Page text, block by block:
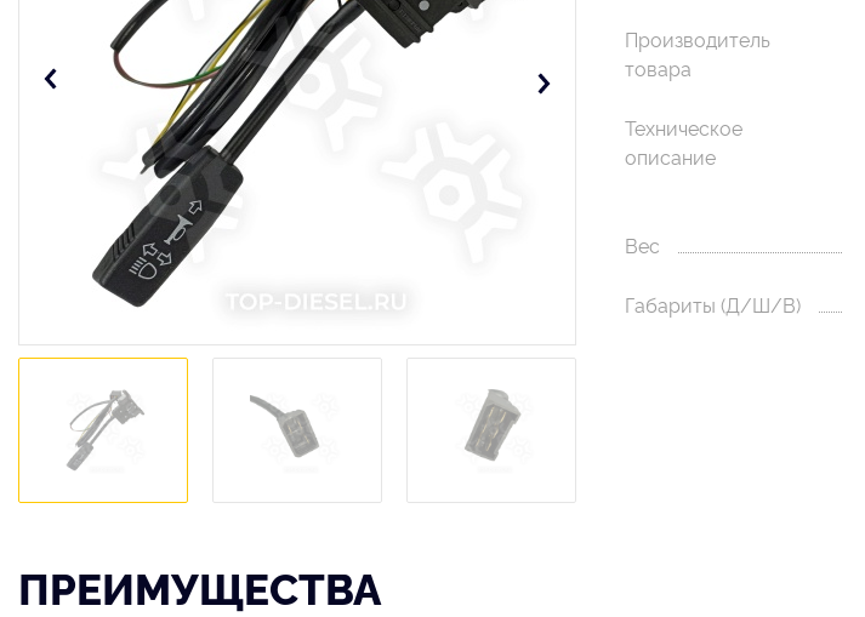
Производитель
товара
Техническое
описание
Вес
Габариты (Д/Ш/В)
ПРЕИМУЩЕСТВА